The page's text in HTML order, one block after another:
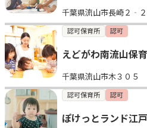
千葉県流山市長崎２‐
認可保育所 認可
えどがわ南流山保
千葉県流山市木３０５
認可保育所 認可
ぽけっとランド江